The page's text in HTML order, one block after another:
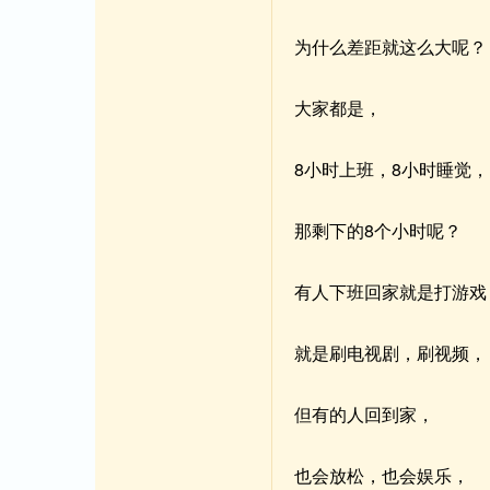
为什么差距就这么大呢？
大家都是，
8小时上班，8小时睡觉，
那剩下的8个小时呢？
有人下班回家就是打游
就是刷电视剧，刷视频，
但有的人回到家，
也会放松，也会娱乐，